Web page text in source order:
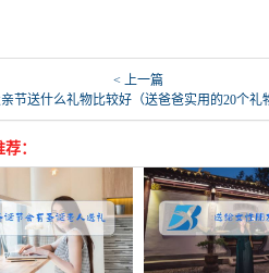
< 上一篇
节送什么礼物比较好（送爸爸实用的20个礼
：